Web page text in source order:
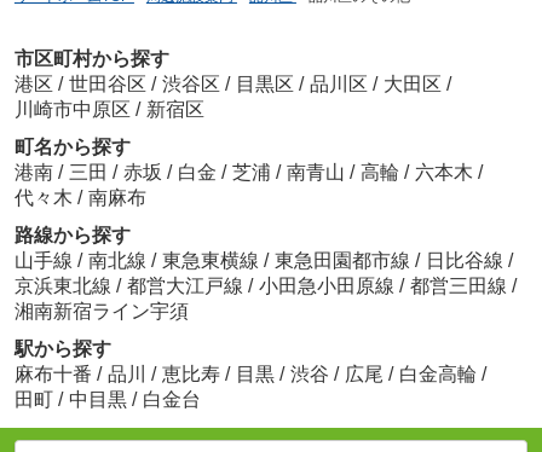
市区町村から探す
港区 / 世田谷区 / 渋谷区 / 目黒区 / 品川区 / 大田区 /
川崎市中原区 / 新宿区
町名から探す
港南 / 三田 / 赤坂 / 白金 / 芝浦 / 南青山 / 高輪 / 六本木 /
代々木 / 南麻布
路線から探す
山手線 / 南北線 / 東急東横線 / 東急田園都市線 / 日比谷線 /
京浜東北線 / 都営大江戸線 / 小田急小田原線 / 都営三田線 /
湘南新宿ライン宇須
駅から探す
麻布十番 / 品川 / 恵比寿 / 目黒 / 渋谷 / 広尾 / 白金高輪 /
田町 / 中目黒 / 白金台